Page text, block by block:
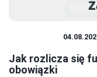
Jak rozlicza się
obowiązki